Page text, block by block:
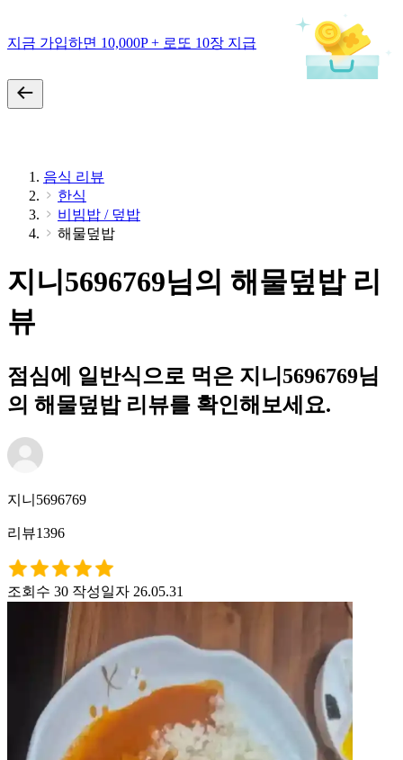
지금 가입하면 10,000P + 로또 10장 지급
음식 리뷰
한식
비빔밥 / 덮밥
해물덮밥
지니5696769님의 해물덮밥 리
뷰
점심에 일반식으로 먹은 지니5696769님
의 해물덮밥 리뷰를 확인해보세요.
지니5696769
리뷰1396
조회수 30 작성일자 26.05.31